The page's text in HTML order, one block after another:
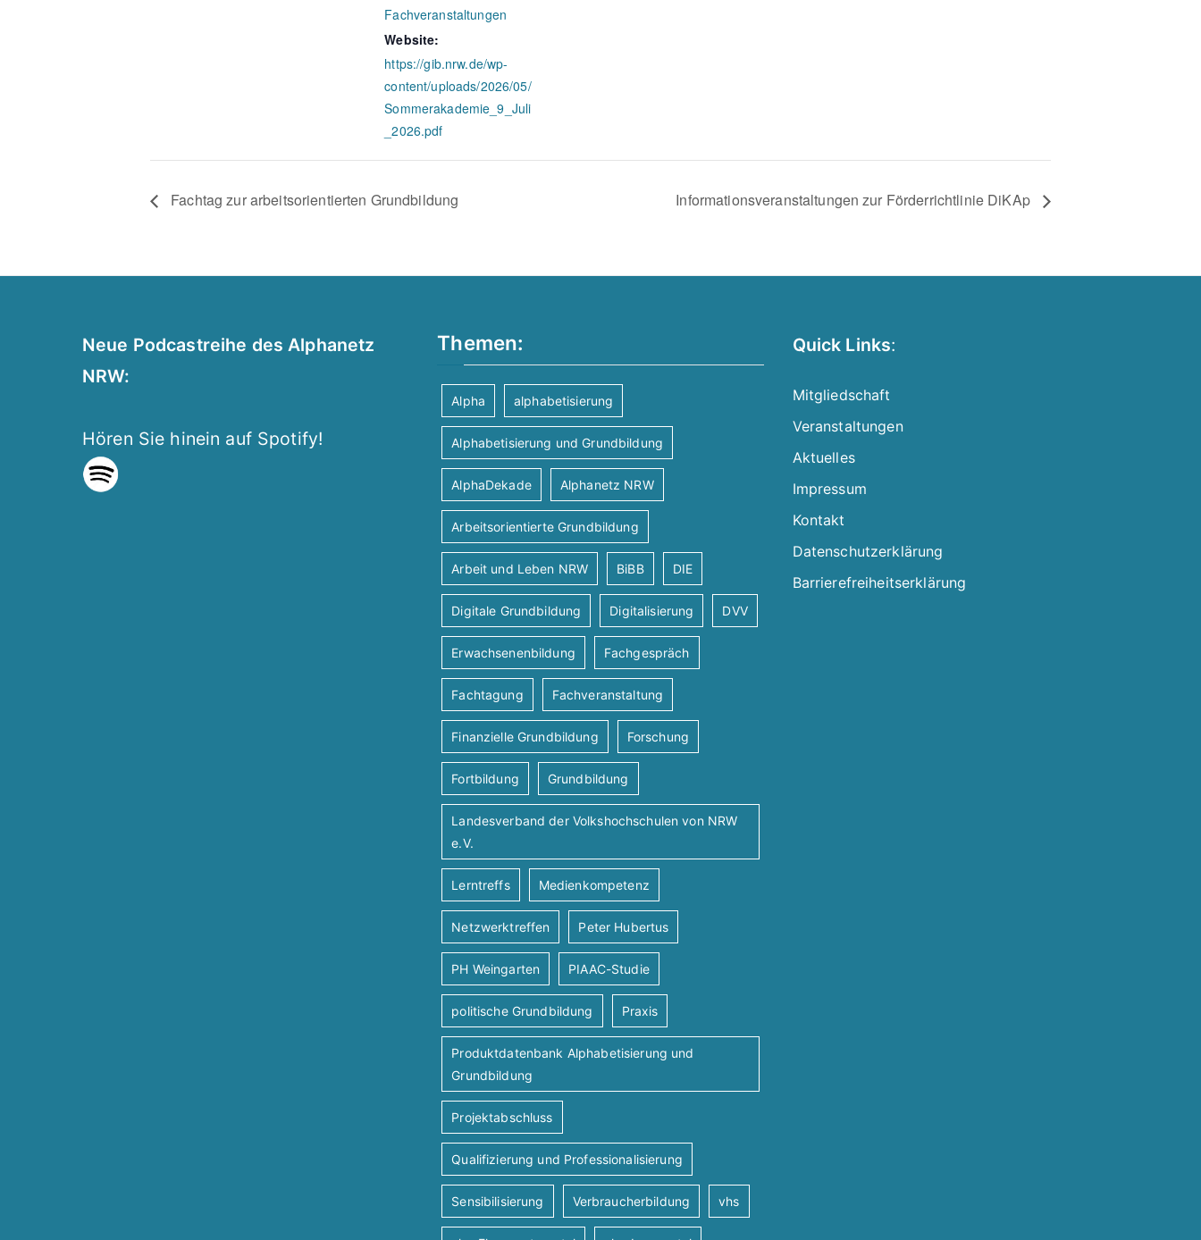
Fachveranstaltungen
Website:
https://gib.nrw.de/wp-
content/uploads/2026/05/
Sommerakademie_9_Juli
_2026.pdf
Fachtag zur arbeitsorientierten Grundbildung Informationsveranstaltungen zur Förderrichtlinie DiKAp
Neue Podcastreihe des Alphanetz
NRW:
Hören Sie hinein auf Spotify!
Themen:
Alpha alphabetisierung
Alphabetisierung und Grundbildung
AlphaDekade Alphanetz NRW
Arbeitsorientierte Grundbildung
Arbeit und Leben NRW BiBB DIE
Digitale Grundbildung Digitalisierung DVV
Erwachsenenbildung Fachgespräch
Fachtagung Fachveranstaltung
Finanzielle Grundbildung Forschung
Fortbildung Grundbildung
Landesverband der Volkshochschulen von NRW
e.V.
Lerntreffs Medienkompetenz
Netzwerktreffen Peter Hubertus
PH Weingarten PIAAC-Studie
politische Grundbildung Praxis
Produktdatenbank Alphabetisierung und
Grundbildung
Projektabschluss
Qualifizierung und Professionalisierung
Sensibilisierung Verbraucherbildung vhs
Quick Links:
Mitgliedschaft
Veranstaltungen
Aktuelles
Impressum
Kontakt
Datenschutzerklärung
Barrierefreiheitserklärung